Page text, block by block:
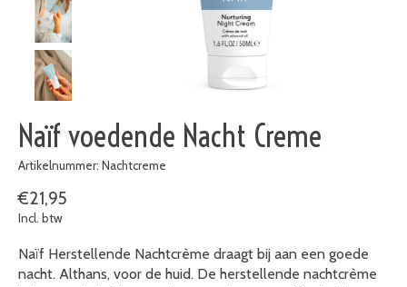
Naïf voedende Nacht Creme
Artikelnummer: Nachtcreme
€21,95
Incl. btw
Naïf Herstellende Nachtcrème draagt bij aan een goede
nacht. Althans, voor de huid. De herstellende nachtcrème